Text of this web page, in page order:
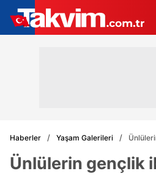
Haberler Yaşam Galerileri
Ünlülerin gençlik